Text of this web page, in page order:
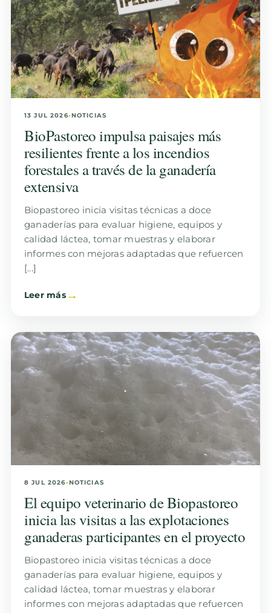
13 JUL 2026•NOTICIAS
BioPastoreo impulsa paisajes más
resilientes frente a los incendios
forestales a través de la ganadería
extensiva
Biopastoreo inicia visitas técnicas a doce
ganaderías para evaluar higiene, equipos y
calidad láctea, tomar muestras y elaborar
informes con mejoras adaptadas que refuercen
[...]
Leer más
8 JUL 2026•NOTICIAS
El equipo veterinario de Biopastoreo
inicia las visitas a las explotaciones
ganaderas participantes en el proyecto
Biopastoreo inicia visitas técnicas a doce
ganaderías para evaluar higiene, equipos y
calidad láctea, tomar muestras y elaborar
informes con mejoras adaptadas que refuercen